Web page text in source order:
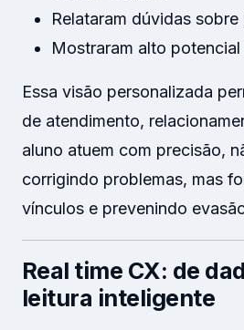
Relataram dúvidas
Mostraram alto
Essa visão personalizada
de atendimento,
aluno atuem com precisão,
corrigindo problemas, mas
vínculos e prevenindo
Real time CX: de
leitura inteligente